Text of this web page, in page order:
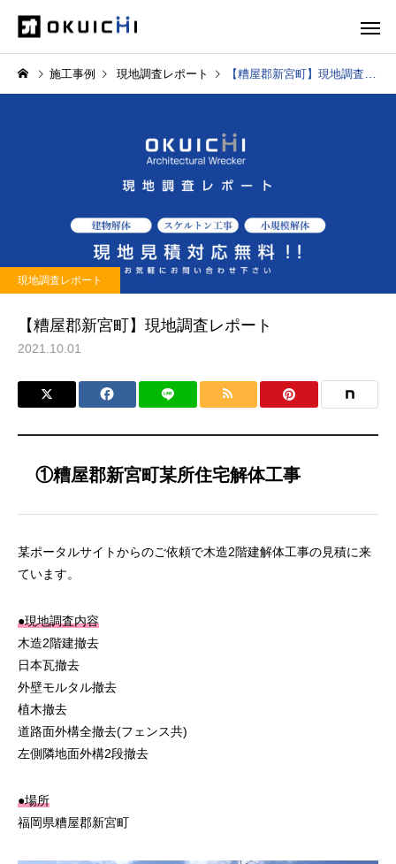
施工事例 現地調査レポート 【糟屋郡新宮町】現地調査レポート
現地調査レポート
【糟屋郡新宮町】現地調査レポート
2021.10.01
①糟屋郡新宮町某所住宅解体工事
某ポータルサイトからのご依頼で木造2階建解体工事の見積に来
ています。
●現地調査内容
木造2階建撤去
日本瓦撤去
外壁モルタル撤去
植木撤去
道路面外構全撤去(フェンス共)
左側隣地面外構2段撤去
●場所
福岡県糟屋郡新宮町